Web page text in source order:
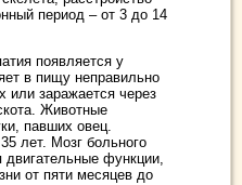
период – от 3 до 14
появляется у
в пищу неправильно
или заражается через
Животные
павших овец.
лет. Мозг больного
функции,
от пяти месяцев до